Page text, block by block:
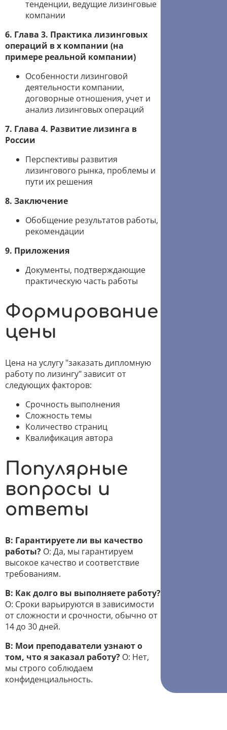
тенденции, ведущие лизинговые
компании
6. Глава 3. Практика лизинговых
операций в x компании (на
примере реальной компании)
Особенности лизинговой
деятельности компании,
договорные отношения, учет и
анализ лизинговых операций
7. Глава 4. Развитие лизинга в
России
Перспективы развития
лизингового рынка, проблемы и
пути их решения
8. Заключение
Обобщение результатов работы,
рекомендации
9. Приложения
Документы, подтверждающие
практическую часть работы
Формирование
цены
Цена на услугу "заказать дипломную
работу по лизингу" зависит от
следующих факторов:
Срочность выполнения
Сложность темы
Количество страниц
Квалификация автора
Популярные
вопросы и
ответы
В: Гарантируете ли вы качество
работы? О: Да, мы гарантируем
высокое качество и соответствие
требованиям.
В: Как долго вы выполняете работу?
О: Сроки варьируются в зависимости
от сложности и срочности, обычно от
14 до 30 дней.
В: Мои преподаватели узнают о
том, что я заказал работу? О: Нет,
мы строго соблюдаем
конфиденциальность.